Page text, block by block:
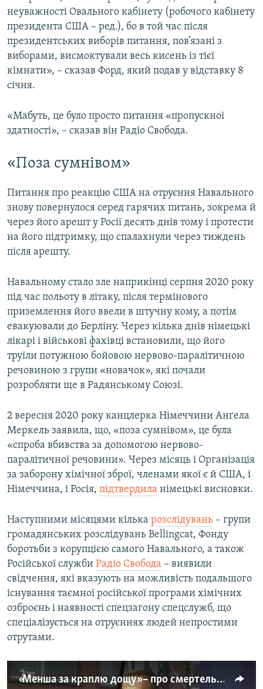
неуважності Овального кабінету (робочого кабінету
президента США – ред.), бо в той час після
президентських виборів питання, пов’язані з
виборами, висмоктували весь кисень із тієї
кімнати», – сказав Форд, який подав у відставку 8
січня.
«Мабуть, це було просто питання «пропускної
здатності», – сказав він Радіо Свобода.
«Поза сумнівом»
Питання про реакцію США на отруєння Навального
знову повернулося серед гарячих питань, зокрема й
через його арешт у Росії десять днів тому і протести
на його підтримку, що спалахнули через тиждень
після арешту.
Навальному стало зле наприкінці серпня 2020 року
під час польоту в літаку, після термінового
приземлення його ввели в штучну кому, а потім
евакуювали до Берліну. Через кілька днів німецькі
лікарі і військові фахівці встановили, що його
труїли потужною бойовою нервово-паралітичною
речовиною з групи «новачок», які почали
розробляти ще в Радянському Союзі.
2 вересня 2020 року канцлерка Німеччини Анґела
Меркель заявила, що, «поза сумнівом», це була
«спроба вбивства за допомогою нервово-
паралітичної речовини». Через місяць і Організація
за заборону хімічної зброї, членами якої є й США, і
Німеччина, і Росія, підтвердила німецькі висновки.
Наступними місяцями кілька розслідувань – групи
громадянських розслідувань Bellingcat, Фонду
боротьби з корупцією самого Навального, а також
Російської служби Радіо Свобода – виявили
свідчення, які вказують на можливість подальшого
існування таємної російської програми хімічних
озброєнь і наявності спецзагону спецслужб, що
спеціалізується на отруєннях людей непростими
отрутами.
«Менша за краплю дощу» – про смертельну дозу «Новачка»